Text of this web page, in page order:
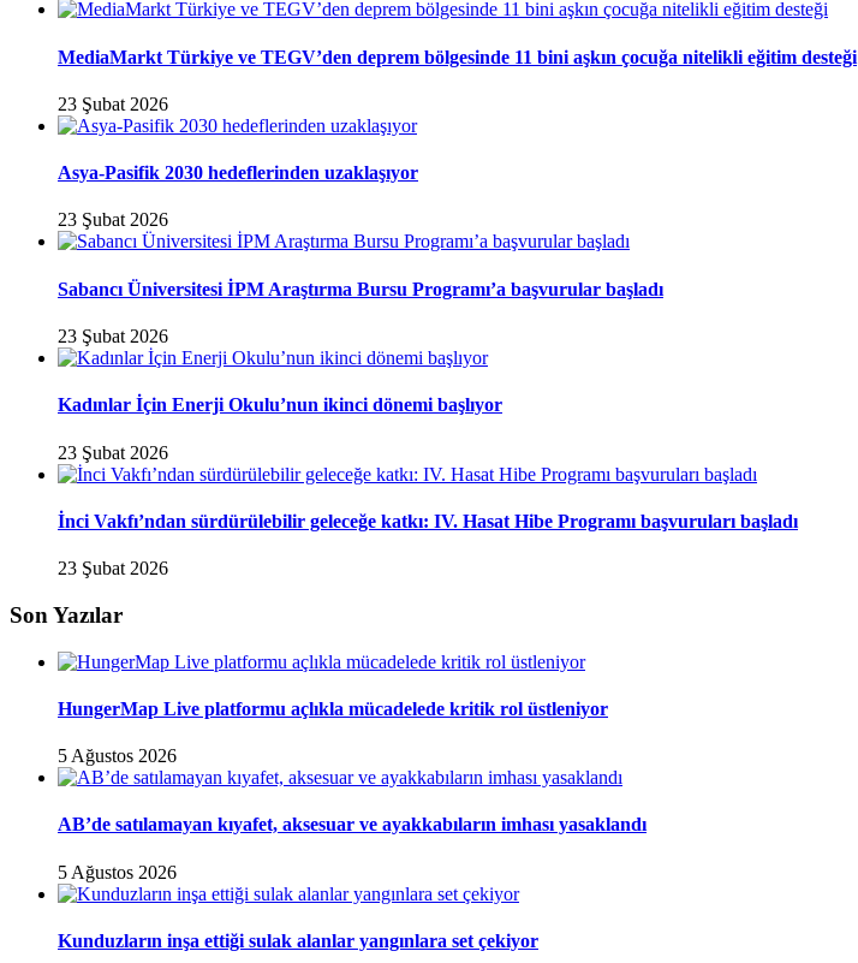
MediaMarkt Türkiye ve TEGV’den deprem bölgesinde 11 bini aşkın çocuğa nitelikli eğitim desteği
23 Şubat 2026
Asya-Pasifik 2030 hedeflerinden uzaklaşıyor
23 Şubat 2026
Sabancı Üniversitesi İPM Araştırma Bursu Programı’a başvurular başladı
23 Şubat 2026
Kadınlar İçin Enerji Okulu’nun ikinci dönemi başlıyor
23 Şubat 2026
İnci Vakfı’ndan sürdürülebilir geleceğe katkı: IV. Hasat Hibe Programı başvuruları başladı
23 Şubat 2026
Son Yazılar
HungerMap Live platformu açlıkla mücadelede kritik rol üstleniyor
5 Ağustos 2026
AB’de satılamayan kıyafet, aksesuar ve ayakkabıların imhası yasaklandı
5 Ağustos 2026
Kunduzların inşa ettiği sulak alanlar yangınlara set çekiyor